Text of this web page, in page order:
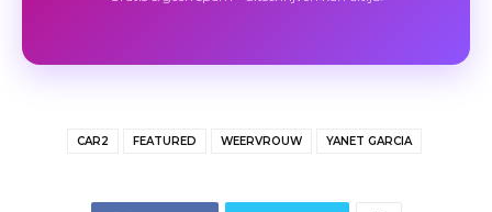
CAR2 FEATURED WEERVROUW YANET GARCIA